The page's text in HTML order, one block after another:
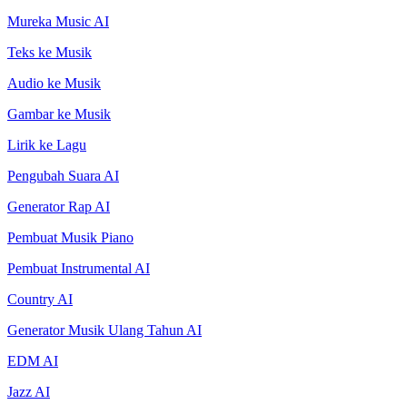
Mureka Music AI
Teks ke Musik
Audio ke Musik
Gambar ke Musik
Lirik ke Lagu
Pengubah Suara AI
Generator Rap AI
Pembuat Musik Piano
Pembuat Instrumental AI
Country AI
Generator Musik Ulang Tahun AI
EDM AI
Jazz AI